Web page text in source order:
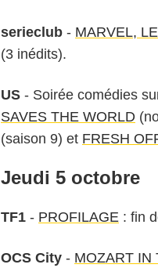
serieclub - MARVEL,
(3 inédits).
US - Soirée comédies
SAVES THE WORLD
(saison 9) et FRESH
Jeudi 5 octobre
TF1 - PROFILAGE : fin
OCS City - MOZART IN